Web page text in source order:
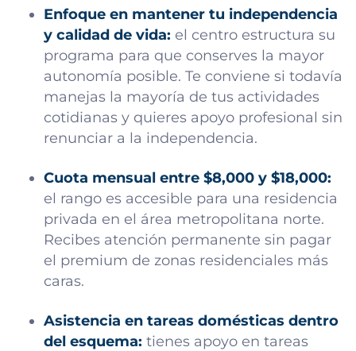
Enfoque en mantener tu independencia
y calidad de vida: el centro estructura su
programa para que conserves la mayor
autonomía posible. Te conviene si todavía
manejas la mayoría de tus actividades
cotidianas y quieres apoyo profesional sin
renunciar a la independencia.
Cuota mensual entre $8,000 y $18,000:
el rango es accesible para una residencia
privada en el área metropolitana norte.
Recibes atención permanente sin pagar
el premium de zonas residenciales más
caras.
Asistencia en tareas domésticas dentro
del esquema: tienes apoyo en tareas